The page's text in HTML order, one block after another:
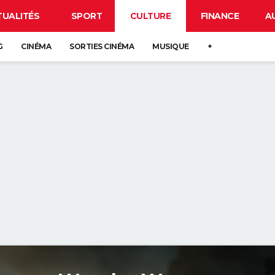
SPORT CULTURE FINANCE
CINÉMA SORTIES CINÉMA MUSIQUE +